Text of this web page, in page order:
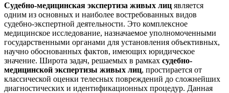
Судебно-медицинская экспертиза живых лиц является
одним из основных и наиболее востребованных видов
судебно-экспертной деятельности. Это комплексное
медицинское исследование, назначаемое уполномоченными
государственными органами для установления объективных,
научно обоснованных фактов, имеющих юридическое
значение. Широта задач, решаемых в рамках судебно-
медицинской экспертизы живых лиц, простирается от
классической оценки телесных повреждений до сложнейших
диагностических и идентификационных процедур. Данная